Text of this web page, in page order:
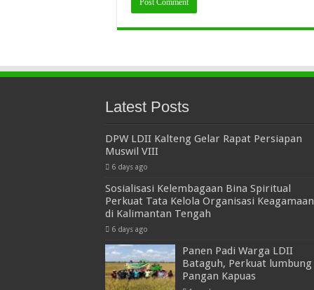
Latest Posts
DPW LDII Kalteng Gelar Rapat Persiapan
Muswil VIII
6 days ago
Sosialisasi Kelembagaan Bina Spiritual
Perkuat Tata Kelola Organisasi Keagamaan
di Kalimantan Tengah
6 days ago
Panen Padi Warga LDII
Bataguh, Perkuat lumbung
Pangan Kapuas